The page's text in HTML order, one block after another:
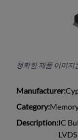
정확한 제품 이미지
Manufacturer:
Category:
Description:IC